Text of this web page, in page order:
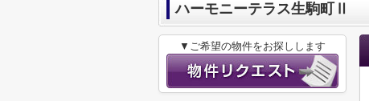
ハーモニーテラス生駒町Ⅱ
▼ご希望の物件をお探しします